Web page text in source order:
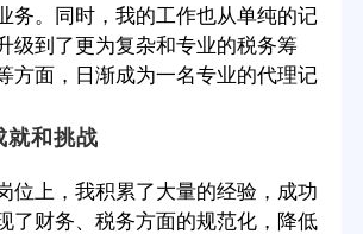
务。同时，我的工作也从单纯的记
级到了更为复杂和专业的税务筹
方面，日渐成为一名专业的代理记
就和挑战
位上，我积累了大量的经验，成功
了财务、税务方面的规范化，降低